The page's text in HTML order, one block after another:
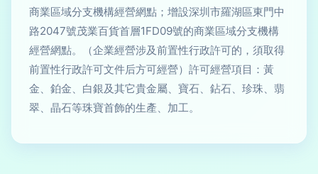
商業區域分支機構經營網點；增設深圳市羅湖區東門中
路2047號茂業百貨首層1FD09號的商業區域分支機構
經營網點。（企業經營涉及前置性行政許可的，須取得
前置性行政許可文件后方可經營）許可經營項目：黃
金、鉑金、白銀及其它貴金屬、寶石、鉆石、珍珠、翡
翠、晶石等珠寶首飾的生產、加工。